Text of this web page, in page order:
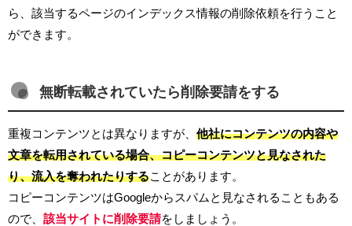
ら、該当するページのインデックス情報の削除依頼を行うこと
ができます。
無断転載されていたら削除要請をする
重複コンテンツとは異なりますが、 他社にコンテンツの内容や
文章を転用されている場合、コピーコンテンツと見なされた
り、流入を奪われたりすることがあります。
コピーコンテンツはGoogleからスパムと見なされることもある
ので、 該当サイトに削除要請をしましょう。